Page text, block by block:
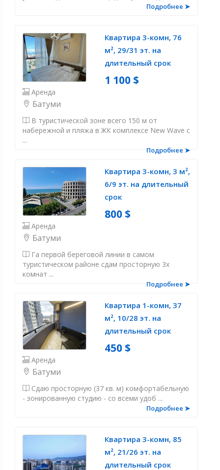
Подробнее ➤
Квартира 3-комн, 76
м², 29/31 эт. на
длительный срок
1 100 $
Аренда
Батуми
В туристической зоне всего 150 м от
набережной и пляжа в ЖК комплексе New Wave с
...
Подробнее ➤
Квартира 3-комн, 3 м²,
6/9 эт. на длительный
срок
800 $
Аренда
Батуми
Га первой береговой линии в самом
туристическом районе сдам просторную 3х
комнат ...
Подробнее ➤
Квартира 1-комн, 37
м², 10/28 эт. на
длительный срок
450 $
Аренда
Батуми
Сдаю просторную (37 кв. м) комфортабельную
- зонированную студию - со всеми удоб ...
Подробнее ➤
Квартира 3-комн, 85
м², 21/26 эт. на
длительный срок